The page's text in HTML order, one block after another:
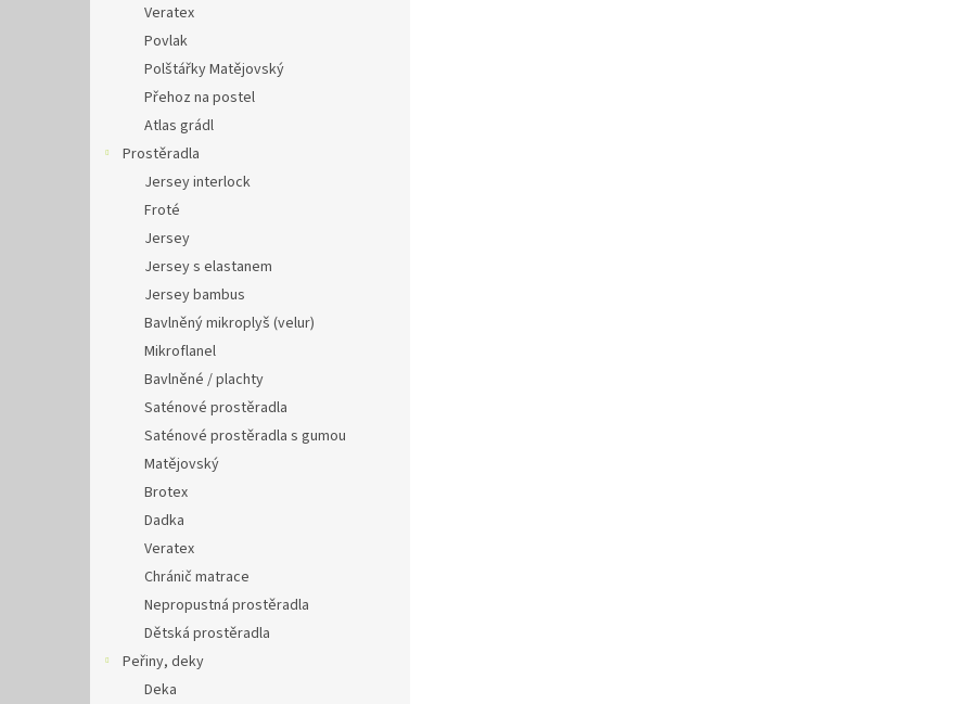
Veratex
Povlak
Polštářky Matějovský
Přehoz na postel
Atlas grádl
Prostěradla
Jersey interlock
Froté
Jersey
Jersey s elastanem
Jersey bambus
Bavlněný mikroplyš (velur)
Mikroflanel
Bavlněné / plachty
Saténové prostěradla
Saténové prostěradla s gumou
Matějovský
Brotex
Dadka
Veratex
Chránič matrace
Nepropustná prostěradla
Dětská prostěradla
Peřiny, deky
Deka